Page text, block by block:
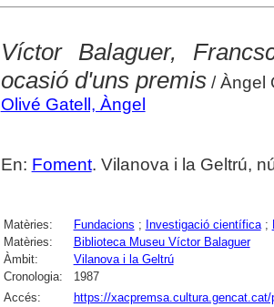
Víctor Balaguer,
ocasió d'uns premis/ Àngel
Olivé Gatell, Àngel
En: Foment. Vilanova i la Geltrú,
Matèries: Fundacions ; Investigació científica;
Matèries:
Biblioteca Museu Víctor Balaguer
Àmbit:
Vilanova i la Geltrú
Cronologia:
1987
Accés:
https://